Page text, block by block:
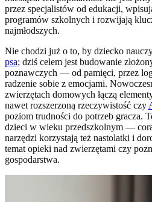
przez specjalistów od edukacji,
programów szkolnych i rozwijają
najmłodszych.
Nie chodzi już o to, by dziecko
psa; dziś celem jest budowanie
poznawczych — od pamięci, przez
radzenie sobie z emocjami.
zwierzętach domowych łączą
nawet rozszerzoną rzeczywistość czy
poziom trudności do potrzeb gracza.
dzieci w wieku przedszkolnym —
narzędzi korzystają też nastolatki i
temat opieki nad zwierzętami czy
gospodarstwa.